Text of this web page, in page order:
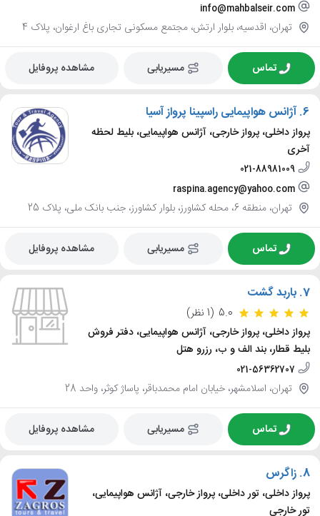
info@mahbalseir.com
تهران، اقدسیه، بلوار ارتش، مجتمع مسکونی تجاری باغ ارغوان، پلاک 4
تماس مسیریابی مشاهده پروفایل
6. آژانس هواپیمایی راسپینا پرواز آسیا
پرواز داخلی، پرواز خارجی، آژانس هواپیمایی، بلیط لحظه
آخری
021-88981009
raspina.agency@yahoo.com
تهران، منطقه 6، محله کشاورز، بلوار کشاورز، جنب بانک ملی، پلاک 25
تماس مسیریابی مشاهده پروفایل
7. باربد گشت
5.0 (1 نظر)
پرواز داخلی، پرواز خارجی، آژانس هواپیمایی، دفتر فروش
بلیط قطار، بند الف و ب، رزرو هتل
021-56362707
تهران، اسلامشهر، خیابان امام محمدباقر، پاساژ کوثر، واحد 28
تماس مسیریابی مشاهده پروفایل
8. زاگرس
پرواز داخلی، تور داخلی، پرواز خارجی، آژانس هواپیمایی،
تور خارجی